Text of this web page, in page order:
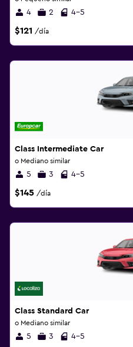
4 2 4-5
$121 /día
Class Intermediate Car
o Mediano similar
5 3 4-5
$145 /día
Class Standard Car
o Mediano similar
5 3 4-5